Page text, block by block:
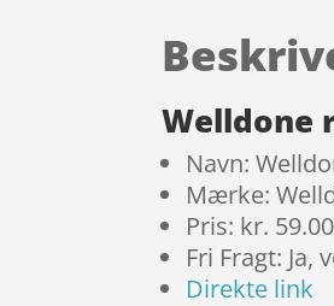
Welldone
Navn:
Mærke:
Pris: kr. 59.00
Fri Fragt: Ja,
Direkte link